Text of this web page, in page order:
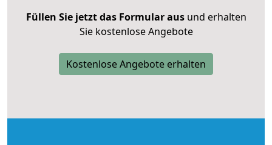
Füllen Sie jetzt das Formular ausund erhalten
Sie kostenlose Angebote
Kostenlose Angebote erhalten